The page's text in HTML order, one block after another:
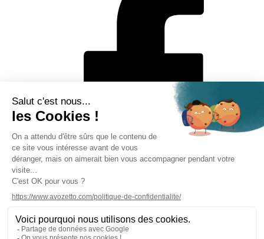
Mentions légales
Politique de protection des données personnelles
CGV